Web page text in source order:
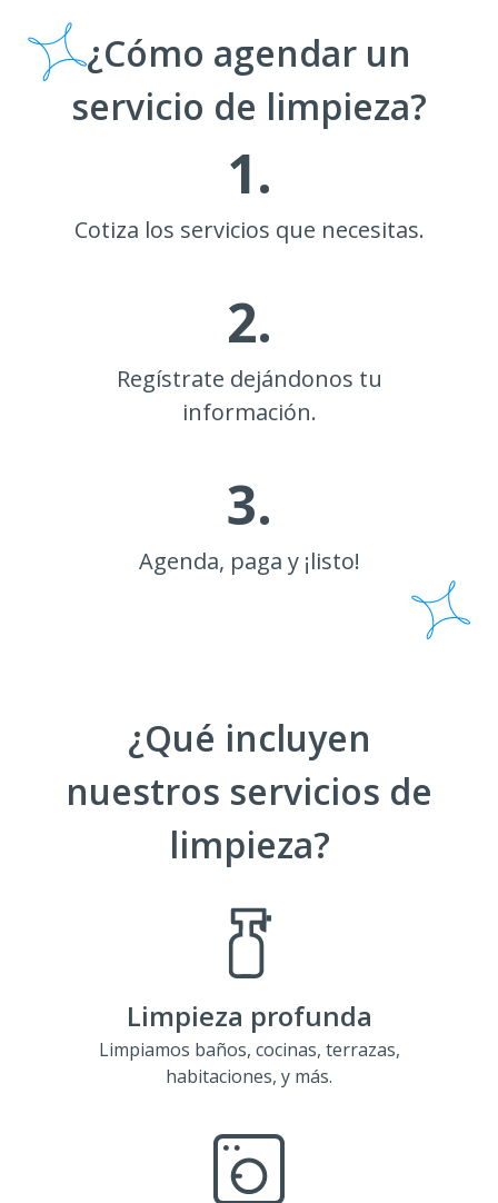
¿Cómo agendar un
servicio de limpieza?
1.
Cotiza los servicios que necesitas.
2.
Regístrate dejándonos tu
información.
3.
Agenda, paga y ¡listo!
¿Qué incluyen
nuestros servicios de
limpieza?
Limpieza profunda
Limpiamos baños, cocinas, terrazas,
habitaciones, y más.